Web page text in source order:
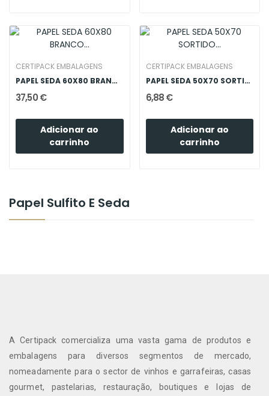
Papel Sulfito E Seda
CERTIPACK EMBALAGENS
PAPEL SEDA 60X80 BRANCO (500FLS)
37,50 €
Adicionar ao
carrinho
CERTIPACK EMBALAGENS
PAPEL SEDA 50X70 SORTIDO (55FLS)
6,88 €
Adicionar ao
carrinho
A Certipack comercializa uma vasta gama de produtos e
embalagens para diversos segmentos de mercado,
nomeadamente para o sector de vinhos e garrafeiras, casas
gourmet, pastelarias, restauração, boutiques e lojas de